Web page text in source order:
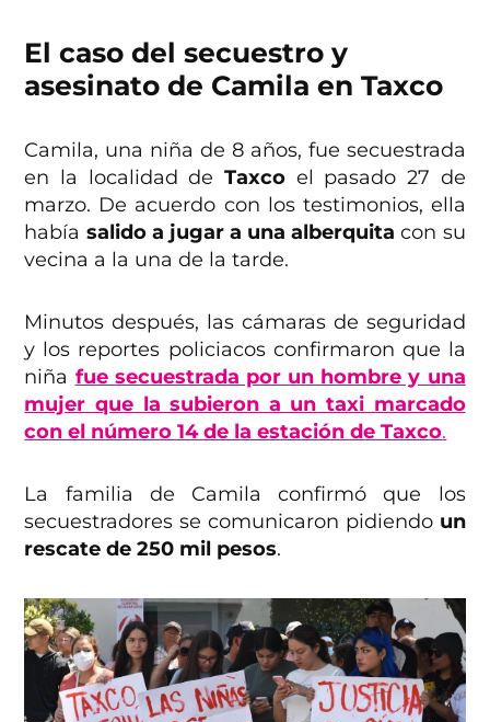
El caso del secuestro y
asesinato de Camila en Taxco
Camila, una niña de 8 años, fue secuestrada
en la localidad de Taxco el pasado 27 de
marzo. De acuerdo con los testimonios, ella
había salido a jugar a una alberquita con su
vecina a la una de la tarde.
Minutos después, las cámaras de seguridad
y los reportes policiacos confirmaron que la
niña fue secuestrada por un hombre y una
mujer que la subieron a un taxi marcado
con el número 14 de la estación de Taxco.
La familia de Camila confirmó que los
secuestradores se comunicaron pidiendo un
rescate de 250 mil pesos.